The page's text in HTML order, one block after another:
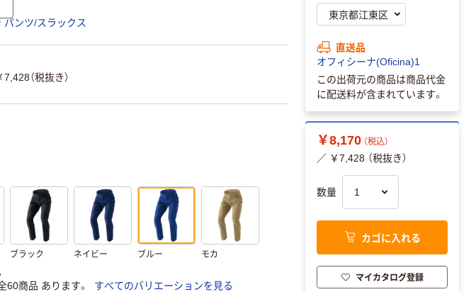
パンツ/スラックス
7,428（税抜き）
ブラック ネイビー ブルー モカ
60商品 あります。
すべてのバリエーションを見る
直送品
オフィシーナ(Oficina)1
この出荷元の商品は商品代金
に配送料が含まれています。
￥8,170 （税込）
／ ￥7,428 （税抜き）
数量
カゴに入れる
マイカタログ登録